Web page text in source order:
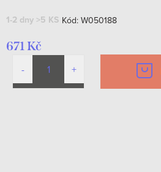
1-2 dny >5 KS Kód: W050188
671 Kč